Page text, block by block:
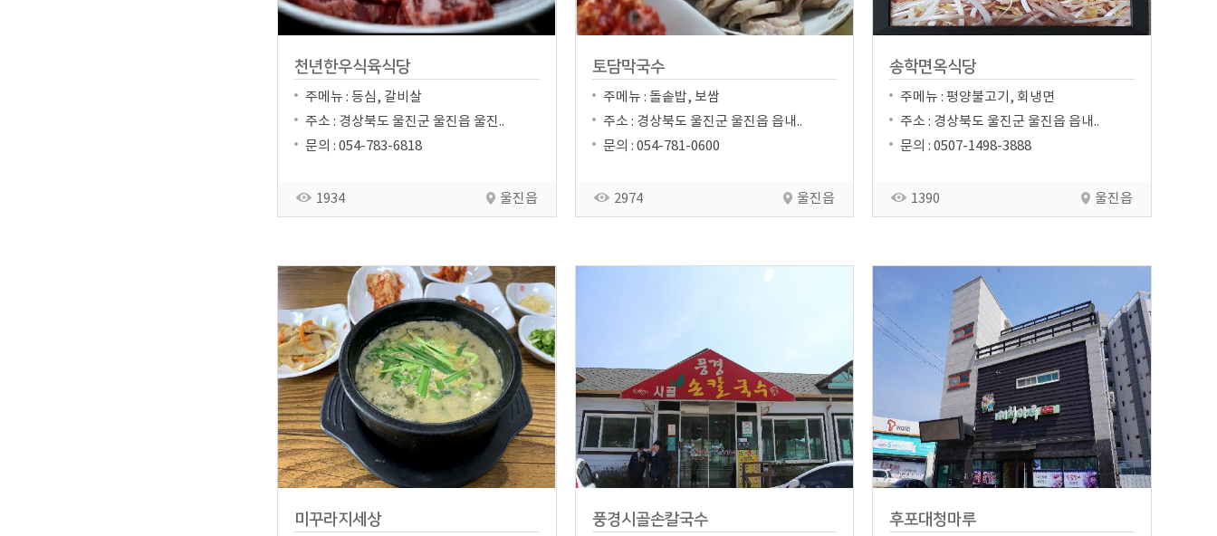
천년한우식육식당
주메뉴 : 등심, 갈비살
주소 : 경상북도 울진군 울진읍 울진..
문의 : 054-783-6818
1934 울진읍
토담막국수
주메뉴 : 돌솥밥, 보쌈
주소 : 경상북도 울진군 울진읍 읍내..
문의 : 054-781-0600
2974 울진읍
송학면옥식당
주메뉴 : 평양불고기, 회냉면
주소 : 경상북도 울진군 울진읍 읍내..
문의 : 0507-1498-3888
1390 울진읍
미꾸라지세상 풍경시골손칼국수 후포대청마루